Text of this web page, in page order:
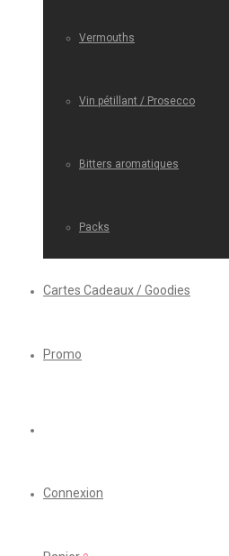
Vermouths
Vin pétillant / Prosecco
Bitters aromatiques
Packs
Cartes Cadeaux / Goodies
Promo
Connexion